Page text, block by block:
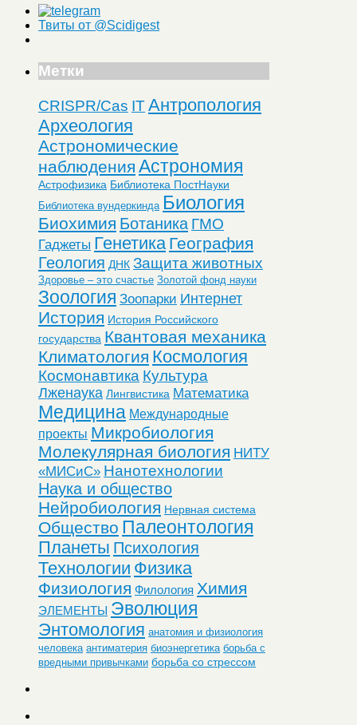
Твиты от @Scidigest
Метки
CRISPR/Cas ITАнтропология
Археология
Астрономические
наблюдения Астрономия
Астрофизика Библиотека ПостНауки
Библиотека вундеркинда Биология
Биохимия Ботаника ГМО
Гаджеты Генетика География
Геология ДНК Защита животных
Здоровье – это счастье Золотой фонд науки
Зоология Зоопарки Интернет
История История Российского
государства Квантовая механика
Климатология Космология
Космонавтика Культура
Лженаука Лингвистика Математика
Медицина Международные
проекты Микробиология
Молекулярная биология НИТУ
«МИСиС» Нанотехнологии
Наука и общество
Нейробиология Нервная система
Общество Палеонтология
Планеты Психология
Технологии Физика
Физиология Филология Химия
ЭЛЕМЕНТЫ Эволюция
Энтомология анатомия и физиология
человека антиматерия биоэнергетика борьба с
вредными привычками борьба со стрессом